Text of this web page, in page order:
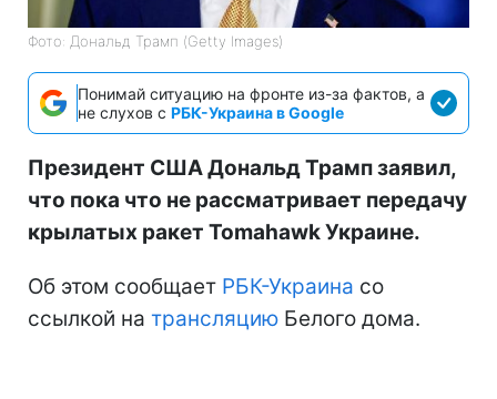
Фото: Дональд Трамп (Getty Images)
Понимай ситуацию на фронте из-за фактов, а
не слухов с РБК-Украина в Google
Президент США Дональд Трамп заявил,
что пока что не рассматривает передачу
крылатых ракет Tomahawk Украине.
Об этом сообщает РБК-Украина со
ссылкой на трансляцию Белого дома.